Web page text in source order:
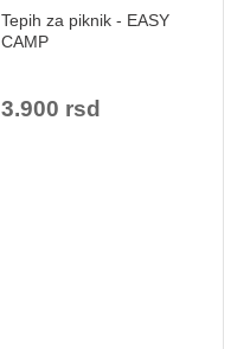
Tepih za piknik - EASY
CAMP
3.900 rsd